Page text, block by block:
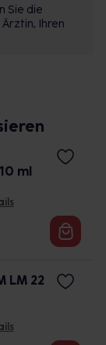
Sie die
Ihren
ml
LM 22